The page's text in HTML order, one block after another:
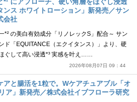
ンス ホワイトローション」新発売／サン
会社
*² の美白有効成分「リノレックS」配合～ サン
ド「EQUITANCE（エクイタンス）」より、硬
ぐして高い浸透*³ 実感を叶え……
2026年08月07日 09：44
アと腸活を1粒で。Wケアチュアブル「オ
ア」新発売／株式会社イブフローラ研究